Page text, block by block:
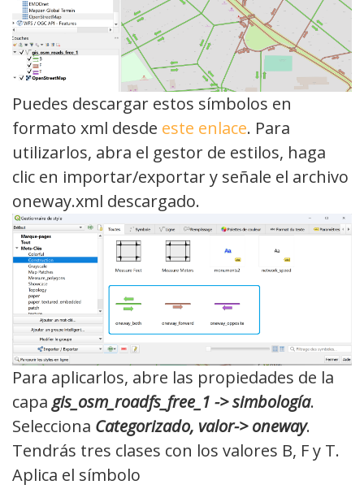
Puedes descargar estos símbolos en
formato xml desde este enlace. Para
utilizarlos, abra el gestor de estilos, haga
clic en importar/exportar y señale el archivo
oneway.xml descargado.
Para aplicarlos, abre las propiedades de la
capa gis_osm_roadfs_free_1 -> simbología.
Selecciona Categorizado, valor-> oneway.
Tendrás tres clases con los valores B, F y T.
Aplica el símbolo